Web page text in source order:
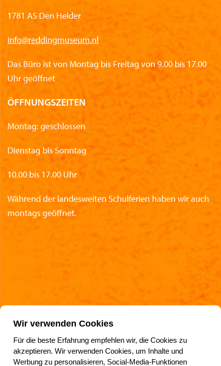
Wir verwenden Cookies
Für die beste Erfahrung empfehlen wir, die Cookies zu
akzeptieren. Wir verwenden Cookies, um Inhalte und
Werbung zu personalisieren, Social-Media-Funktionen
1781 AS Den Helder
info@reddingmuseum.nl
Das Büro ist von Montag bis Freitag von 9.00 bis 17.00
Uhr geöffnet
ÖFFNUNGSZEITEN
Montag: geschlossen
Dienstag bis Sonntag
10.00 bis 17.00 Uhr
Während der landesweiten Schulferien haben wir auch
montags geöffnet.